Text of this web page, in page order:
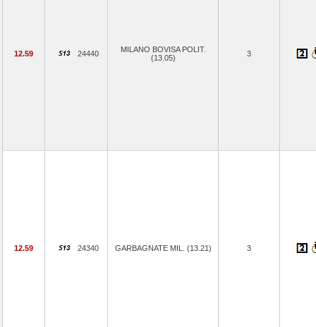
12.59 24440
MILANO BOVISA POLIT.
(13.05)
3
12.59 24340 GARBAGNATE MIL. (13.21) 3